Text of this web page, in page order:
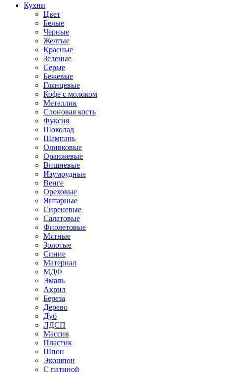
Кухни
Цвет
Белые
Черные
Желтые
Красные
Зеленые
Серые
Бежевые
Глянцевые
Кофе с молоком
Металлик
Слоновая кость
Фуксия
Шоколад
Шампань
Оливковые
Оранжевые
Вишневые
Изумрудные
Венге
Ореховые
Янтарные
Сиреневые
Салатовые
Фиолетовые
Мятные
Золотые
Синие
Материал
МДФ
Эмаль
Акрил
Береза
Дерево
Дуб
ЛДСП
Массив
Пластик
Шпон
Экошпон
С патиной